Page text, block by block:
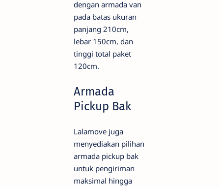
dengan armada van
pada batas ukuran
panjang 210cm,
lebar 150cm, dan
tinggi total paket
120cm.
Armada
Pickup Bak
Lalamove juga
menyediakan pilihan
armada pickup bak
untuk pengiriman
maksimal hingga